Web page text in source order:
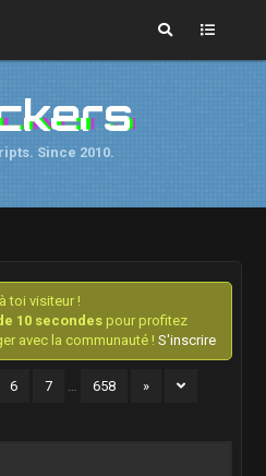
Since 2010.
toi visiteur !
10 secondespour profitez
avec la communauté ! S'inscrire
6 7 … 658 »